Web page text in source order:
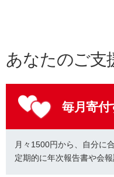
あなたのご支
毎月寄付
月々1500円から、自分に
定期的に年次報告書や会